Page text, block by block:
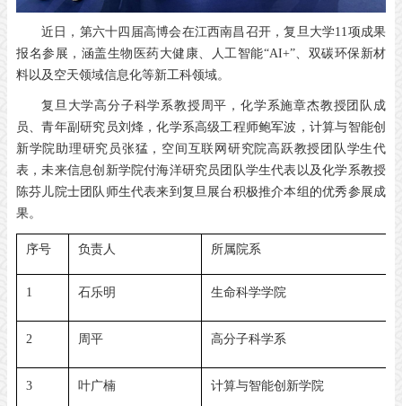
近日，第六十四届高博会在江西南昌召开，复旦大学11项成果
报名参展，涵盖生物医药大健康、人工智能“AI+”、双碳环保新材
料以及空天领域信息化等新工科领域。
复旦大学高分子科学系教授周平，化学系施章杰教授团队成
员、青年副研究员刘烽，化学系高级工程师鲍军波，计算与智能创
新学院助理研究员张猛，空间互联网研究院高跃教授团队学生代
表，未来信息创新学院付海洋研究员团队学生代表以及化学系教授
陈芬儿院士团队师生代表来到复旦展台积极推介本组的优秀参展成
果。
序号 负责人 所属院系
1 石乐明 生命科学学院
2 周平 高分子科学系
3 叶广楠 计算与智能创新学院